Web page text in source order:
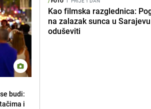
budi:
i
Kao filmska razglednica:
na zalazak sunca u
oduševiti